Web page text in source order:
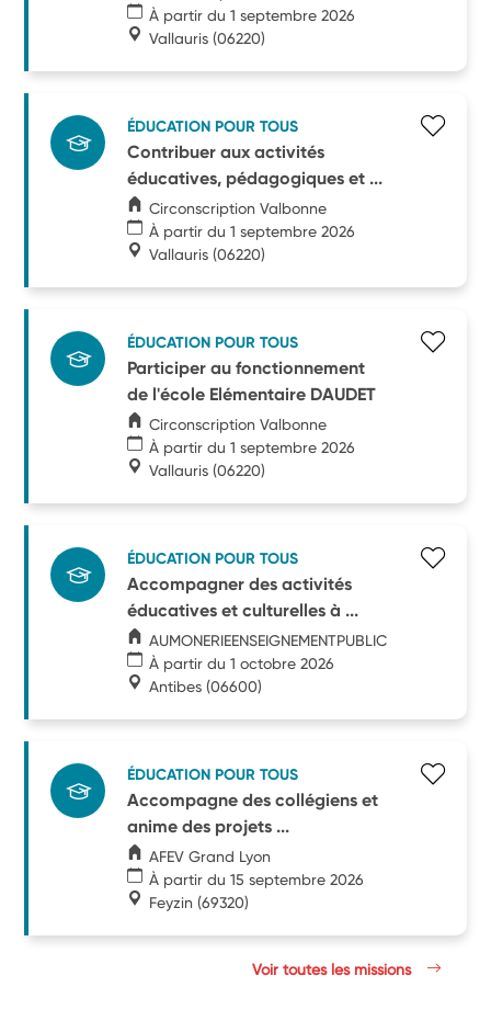
À partir du 1 septembre 2026
Vallauris (06220)
ÉDUCATION POUR TOUS
Contribuer aux activités
éducatives, pédagogiques et ...
Circonscription Valbonne
À partir du 1 septembre 2026
Vallauris (06220)
ÉDUCATION POUR TOUS
Participer au fonctionnement
de l'école Elémentaire DAUDET
Circonscription Valbonne
À partir du 1 septembre 2026
Vallauris (06220)
ÉDUCATION POUR TOUS
Accompagner des activités
éducatives et culturelles à ...
AUMONERIEENSEIGNEMENTPUBLIC
À partir du 1 octobre 2026
Antibes (06600)
ÉDUCATION POUR TOUS
Accompagne des collégiens et
anime des projets ...
AFEV Grand Lyon
À partir du 15 septembre 2026
Feyzin (69320)
Voir toutes les missions